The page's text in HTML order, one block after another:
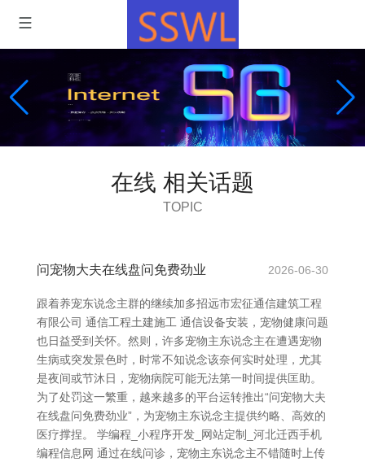
在线 相关话题
TOPIC
问宠物大夫在线盘问免费劲业 2026-06-30
跟着养宠东说念主群的继续加多招远市宏征通信建筑工程
有限公司 通信工程土建施工 通信设备安装，宠物健康问题
也日益受到关怀。然则，许多宠物主东说念主在遭遇宠物
生病或突发景色时，时常不知说念该奈何实时处理，尤其
是夜间或节沐日，宠物病院可能无法第一时间提供匡助。
为了处罚这一繁重，越来越多的平台运转推出“问宠物大夫
在线盘问免费劲业”，为宠物主东说念主提供约略、高效的
医疗撑捏。 学编程_小程序开发_网站定制_河北迁西手机
编程信息网 通过在线问诊，宠物主东说念主不错随时上传